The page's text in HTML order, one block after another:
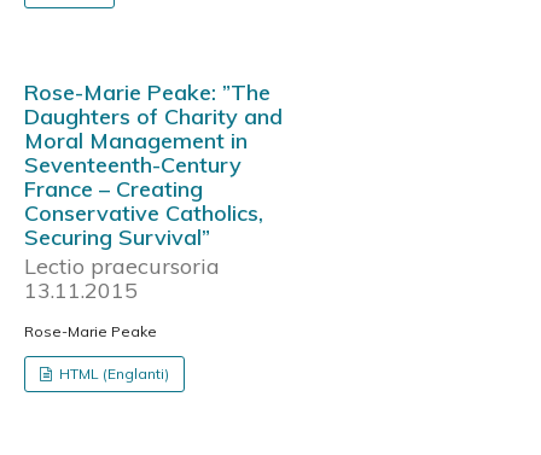
Rose-Marie Peake: ”The
Daughters of Charity and
Moral Management in
Seventeenth-Century
France – Creating
Conservative Catholics,
Securing Survival”
Lectio praecursoria
13.11.2015
Rose-Marie Peake
HTML (Englanti)